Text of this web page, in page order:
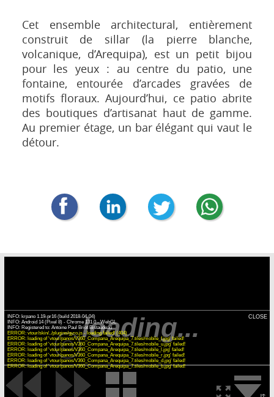
Cet ensemble architectural, entièrement
construit de sillar (la pierre blanche,
volcanique, d’Arequipa), est un petit bijou
pour les yeux : au centre du patio, une
fontaine, entourée d’arcades gravées de
motifs floraux. Aujourd’hui, ce patio abrite
des boutiques d’artisanat haut de gamme.
Au premier étage, un bar élégant qui vaut le
détour.
loading...
INFO: krpano 1.19-pr16 (build 2018-04-04)
INFO: Android 14 (Pixel 8) - Chrome 131.0 - WebGL
INFO: Registered to: Antoine Paul Briot Bistaudeau
ERROR: vtour/skin/../plugins/gyro.js - loading failed! (404)
ERROR: loading of 'vtour/panos/V360_Compana_Arequipa_7.tiles/mobile_f.jpg' failed!
ERROR: loading of 'vtour/panos/V360_Compana_Arequipa_7.tiles/mobile_u.jpg' failed!
ERROR: loading of 'vtour/panos/V360_Compana_Arequipa_7.tiles/mobile_l.jpg' failed!
ERROR: loading of 'vtour/panos/V360_Compana_Arequipa_7.tiles/mobile_r.jpg' failed!
ERROR: loading of 'vtour/panos/V360_Compana_Arequipa_7.tiles/mobile_d.jpg' failed!
ERROR: loading of 'vtour/panos/V360_Compana_Arequipa_7.tiles/mobile_b.jpg' failed!
CLOSE